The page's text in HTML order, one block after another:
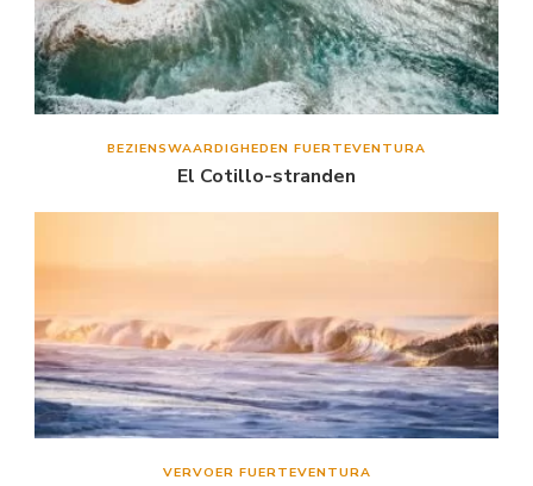
BEZIENSWAARDIGHEDEN FUERTEVENTURA
El Cotillo-stranden
VERVOER FUERTEVENTURA